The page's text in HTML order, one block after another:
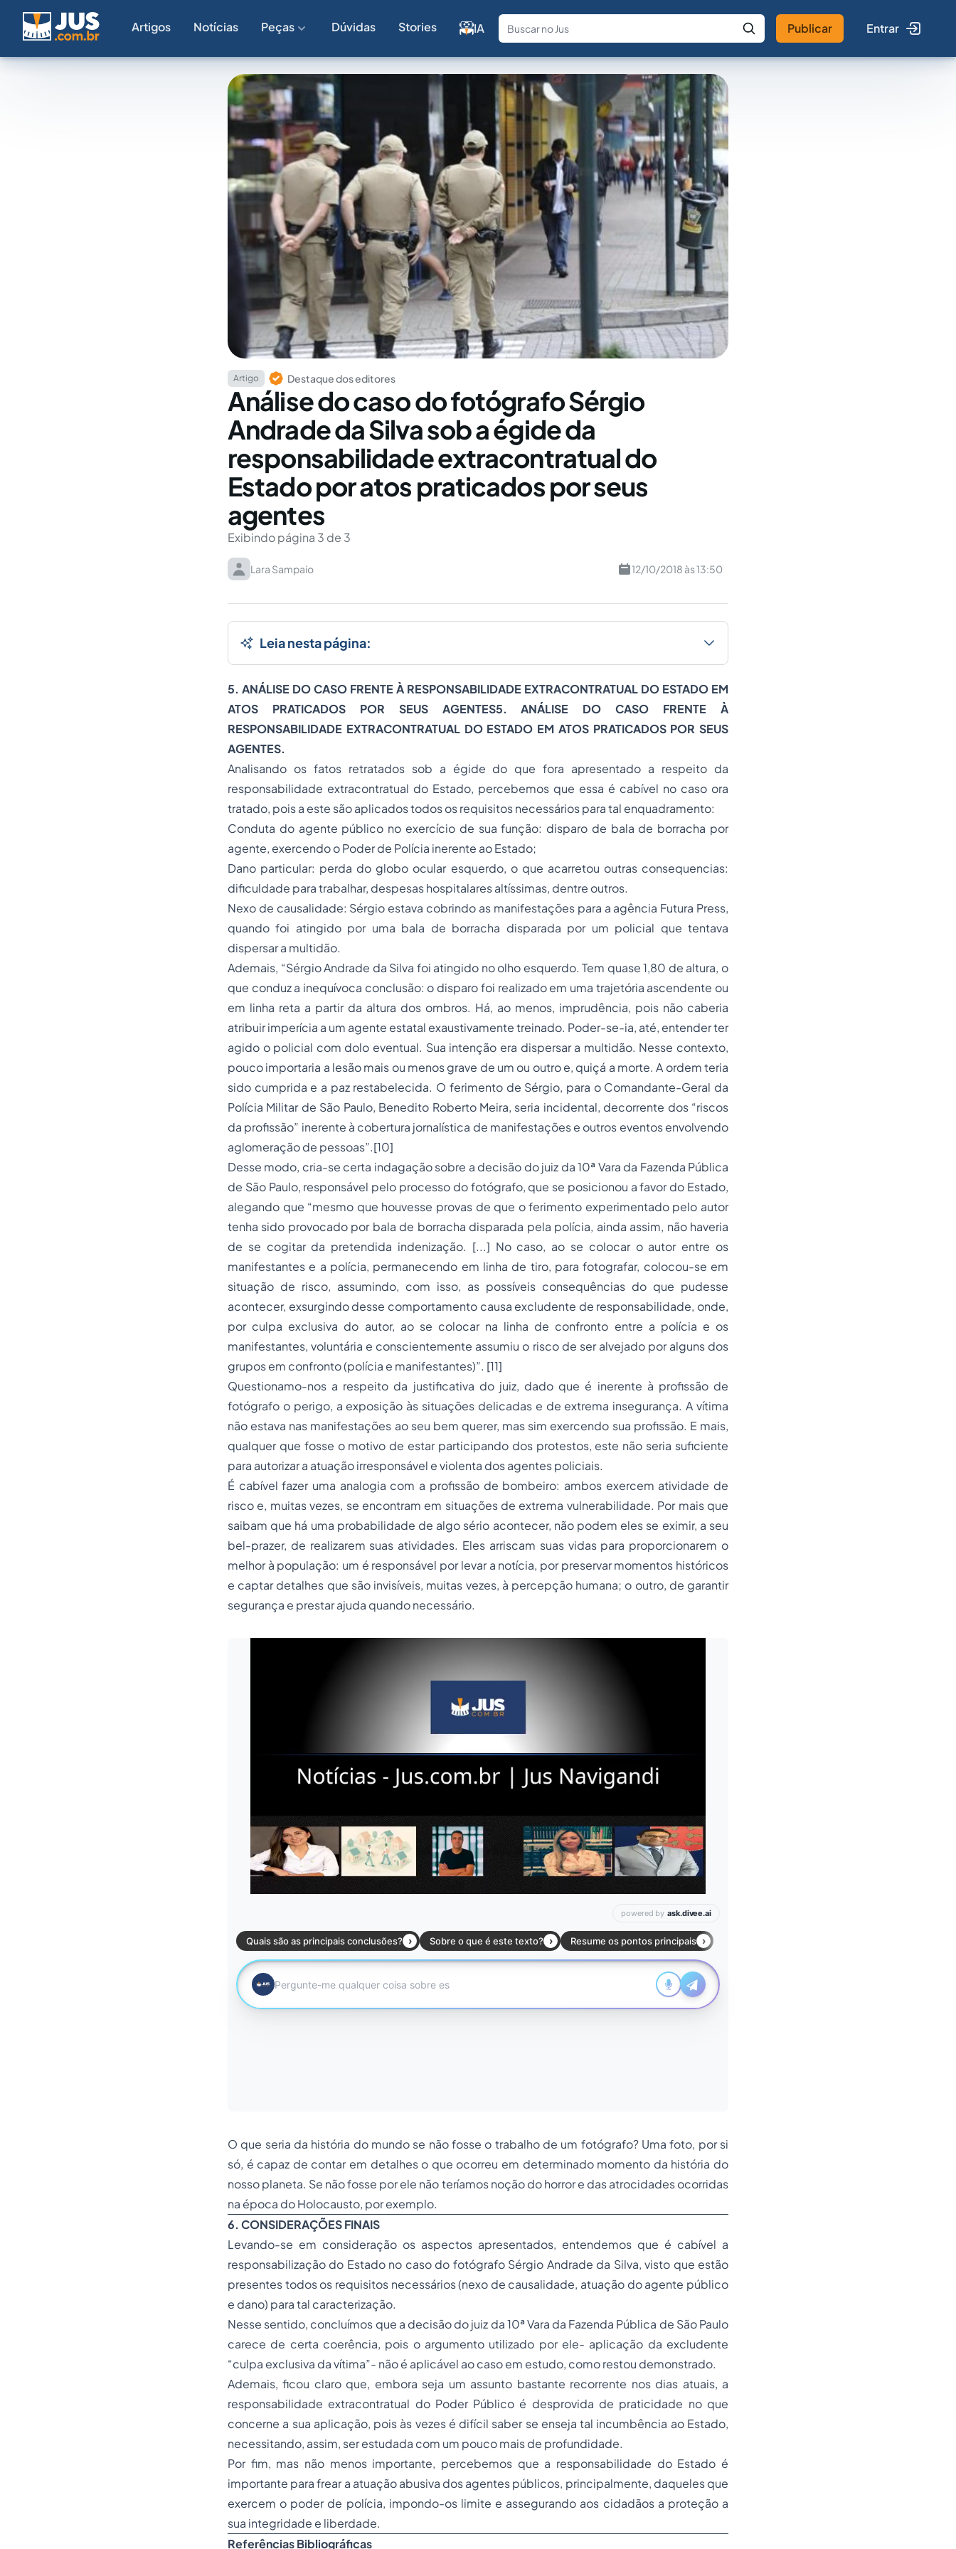
Artigos Notícias Peças Dúvidas Stories IA
Fale com a IA Buscar no Jus
Publicar Entrar
Artigo Destaque dos editores
Análise do caso do fotógrafo Sérgio
Andrade da Silva sob a égide da
responsabilidade extracontratual do
Estado por atos praticados por seus
agentes
Exibindo página 3 de 3
Lara Sampaio 12/10/2018 às 13:50
Leia nesta página:
5. ANÁLISE DO CASO FRENTE À RESPONSABILIDADE EXTRACONTRATUAL DO ESTADO EM
ATOS PRATICADOS POR SEUS AGENTES5. ANÁLISE DO CASO FRENTE À
RESPONSABILIDADE EXTRACONTRATUAL DO ESTADO EM ATOS PRATICADOS POR SEUS
AGENTES.
Analisando os fatos retratados sob a égide do que fora apresentado a respeito da
responsabilidade extracontratual do Estado, percebemos que essa é cabível no caso ora
tratado, pois a este são aplicados todos os requisitos necessários para tal enquadramento:
Conduta do agente público no exercício de sua função: disparo de bala de borracha por
agente, exercendo o Poder de Polícia inerente ao Estado;
Dano particular: perda do globo ocular esquerdo, o que acarretou outras consequencias:
dificuldade para trabalhar, despesas hospitalares altíssimas, dentre outros.
Nexo de causalidade: Sérgio estava cobrindo as manifestações para a agência Futura Press,
quando foi atingido por uma bala de borracha disparada por um policial que tentava
dispersar a multidão.
Ademais, “Sérgio Andrade da Silva foi atingido no olho esquerdo. Tem quase 1,80 de altura, o
que conduz a inequívoca conclusão: o disparo foi realizado em uma trajetória ascendente ou
em linha reta a partir da altura dos ombros. Há, ao menos, imprudência, pois não caberia
atribuir imperícia a um agente estatal exaustivamente treinado. Poder-se-ia, até, entender ter
agido o policial com dolo eventual. Sua intenção era dispersar a multidão. Nesse contexto,
pouco importaria a lesão mais ou menos grave de um ou outro e, quiçá a morte. A ordem teria
sido cumprida e a paz restabelecida. O ferimento de Sérgio, para o Comandante-Geral da
Polícia Militar de São Paulo, Benedito Roberto Meira, seria incidental, decorrente dos “riscos
da profissão” inerente à cobertura jornalística de manifestações e outros eventos envolvendo
aglomeração de pessoas”.[10]
Desse modo, cria-se certa indagação sobre a decisão do juiz da 10ª Vara da Fazenda Pública
de São Paulo, responsável pelo processo do fotógrafo, que se posicionou a favor do Estado,
alegando que “mesmo que houvesse provas de que o ferimento experimentado pelo autor
tenha sido provocado por bala de borracha disparada pela polícia, ainda assim, não haveria
de se cogitar da pretendida indenização. [...] No caso, ao se colocar o autor entre os
manifestantes e a polícia, permanecendo em linha de tiro, para fotografar, colocou-se em
situação de risco, assumindo, com isso, as possíveis consequências do que pudesse
acontecer, exsurgindo desse comportamento causa excludente de responsabilidade, onde,
por culpa exclusiva do autor, ao se colocar na linha de confronto entre a polícia e os
manifestantes, voluntária e conscientemente assumiu o risco de ser alvejado por alguns dos
grupos em confronto (polícia e manifestantes)”. [11]
Questionamo-nos a respeito da justificativa do juiz, dado que é inerente à profissão de
fotógrafo o perigo, a exposição às situações delicadas e de extrema insegurança. A vítima
não estava nas manifestações ao seu bem querer, mas sim exercendo sua profissão. E mais,
qualquer que fosse o motivo de estar participando dos protestos, este não seria suficiente
para autorizar a atuação irresponsável e violenta dos agentes policiais.
É cabível fazer uma analogia com a profissão de bombeiro: ambos exercem atividade de
risco e, muitas vezes, se encontram em situações de extrema vulnerabilidade. Por mais que
saibam que há uma probabilidade de algo sério acontecer, não podem eles se eximir, a seu
bel-prazer, de realizarem suas atividades. Eles arriscam suas vidas para proporcionarem o
melhor à população: um é responsável por levar a notícia, por preservar momentos históricos
e captar detalhes que são invisíveis, muitas vezes, à percepção humana; o outro, de garantir
segurança e prestar ajuda quando necessário.
O que seria da história do mundo se não fosse o trabalho de um fotógrafo? Uma foto, por si
só, é capaz de contar em detalhes o que ocorreu em determinado momento da história do
nosso planeta. Se não fosse por ele não teríamos noção do horror e das atrocidades ocorridas
na época do Holocausto, por exemplo.
6. CONSIDERAÇÕES FINAIS
Levando-se em consideração os aspectos apresentados, entendemos que é cabível a
responsabilização do Estado no caso do fotógrafo Sérgio Andrade da Silva, visto que estão
presentes todos os requisitos necessários (nexo de causalidade, atuação do agente público
e dano) para tal caracterização.
Nesse sentido, concluímos que a decisão do juiz da 10ª Vara da Fazenda Pública de São Paulo
carece de certa coerência, pois o argumento utilizado por ele- aplicação da excludente
“culpa exclusiva da vítima”- não é aplicável ao caso em estudo, como restou demonstrado.
Ademais, ficou claro que, embora seja um assunto bastante recorrente nos dias atuais, a
responsabilidade extracontratual do Poder Público é desprovida de praticidade no que
concerne a sua aplicação, pois às vezes é difícil saber se enseja tal incumbência ao Estado,
necessitando, assim, ser estudada com um pouco mais de profundidade.
Por fim, mas não menos importante, percebemos que a responsabilidade do Estado é
importante para frear a atuação abusiva dos agentes públicos, principalmente, daqueles que
exercem o poder de polícia, impondo-os limite e assegurando aos cidadãos a proteção a
sua integridade e liberdade.
Referências Bibliográficas